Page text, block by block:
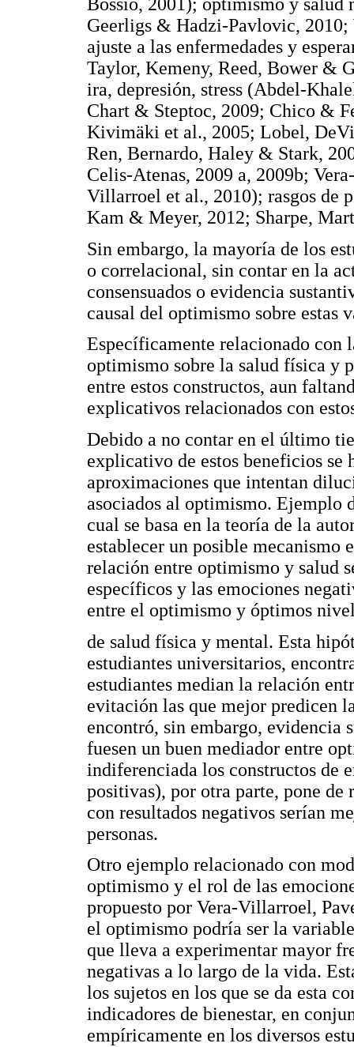
Bossio, 2001); optimismo y salud
Geerligs & Hadzi-Pavlovic,
ajuste a las enfermedades y
Taylor, Kemeny, Reed, Bower &
ira, depresión, stress (Abdel-
Chart & Steptoc, 2009; Chico &
Kivimäki et al., 2005; Lobel,
Ren, Bernardo, Haley & Stark,
Celis-Atenas, 2009 a, 2009b;
Villarroel et al., 2010); rasgos de
Kam & Meyer, 2012; Sharpe,
Sin embargo, la mayoría de los
o correlacional, sin contar en la
consensuados o evidencia
causal del optimismo sobre estas
Específicamente relacionado con
optimismo sobre la salud física y
entre estos constructos, aun
explicativos relacionados con
Debido a no contar en el último
explicativo de estos beneficios se
aproximaciones que intentan
asociados al optimismo. Ejemplo
cual se basa en la teoría de la
establecer un posible mecanismo
relación entre optimismo y salud
específicos y las emociones
entre el optimismo y óptimos
de salud física y mental. Esta
estudiantes universitarios,
estudiantes median la relación
evitación las que mejor predicen
encontró, sin embargo, evidencia
fuesen un buen mediador entre
indiferenciada los constructos de
positivas), por otra parte, pone de
con resultados negativos serían
personas.
Otro ejemplo relacionado con
optimismo y el rol de las
propuesto por Vera-Villarroel,
el optimismo podría ser la
que lleva a experimentar mayor
negativas a lo largo de la vida.
los sujetos en los que se da esta
indicadores de bienestar, en
empíricamente en los diversos